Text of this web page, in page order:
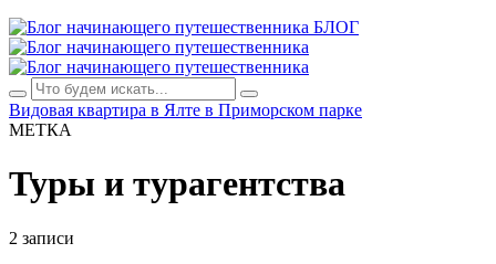
БЛОГ
Видовая квартира в Ялте в Приморском парке
МЕТКА
Туры и турагентства
2 записи